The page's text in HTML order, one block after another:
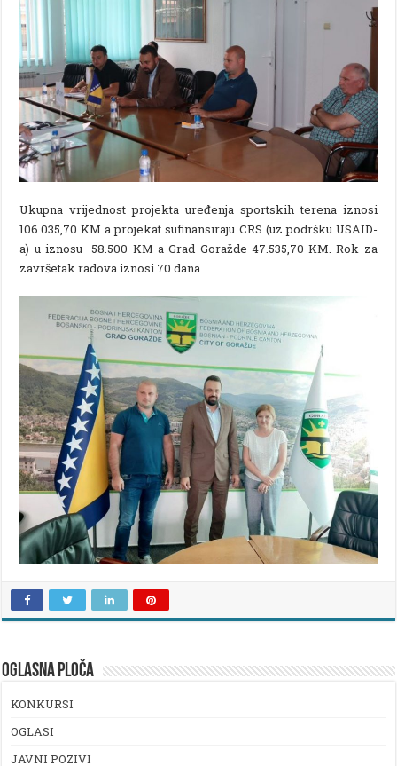
Ukupna vrijednost projekta uređenja sportskih terena iznosi
106.035,70 KM a projekat sufinansiraju CRS (uz podršku USAID-
a) u iznosu 58.500 KM a Grad Goražde 47.535,70 KM. Rok za
završetak radova iznosi 70 dana
OGLASNA PLOČA
KONKURSI
OGLASI
JAVNI POZIVI